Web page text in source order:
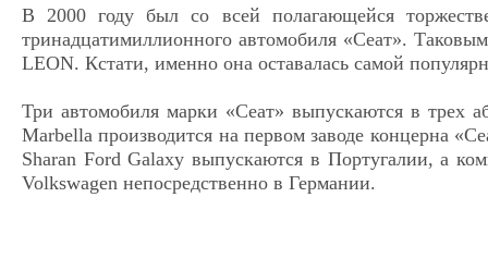
В 2000 году был со всей полагающейся
тринадцатимиллионного автомобиля «Сеат».
LEON. Кстати, именно она оставалась самой
Три автомобиля марки «Сеат» выпускаются в трех
Marbella производится на первом заводе концерна
Sharan Ford Galaxy выпускаются в Португалии, а
Volkswagen непосредственно в Германии.